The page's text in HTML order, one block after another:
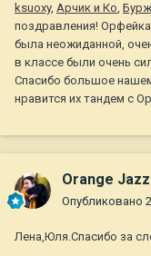
ksuoxy, Арчик и Ко,
поздравления!
была неожиданной,
в классе были очень
Спасибо большое
нравится их тандем с
Orange Jazz
Опубликовано
Лена,Юля.Спасибо за